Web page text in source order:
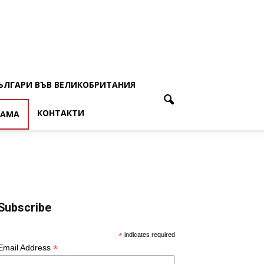
ВЪВ ВЕЛИКОБРИТАНИЯ
КОНТАКТИ
* indicates required
Address *